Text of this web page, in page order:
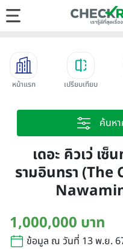
หน้าแรก เปรียบเทียบ
ค้นห
เดอะ คิวเว่ เ
รามอินทรา
1,000,000 บาท
ข้อมูล ณ วันที่ 13 พ.ย.